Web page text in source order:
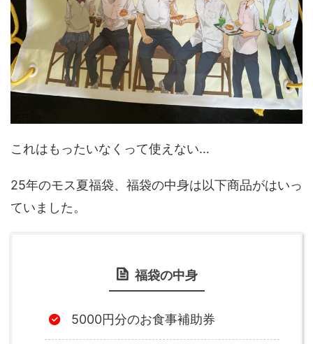
これはもったいなくって使えない…
25年のモス夏福袋、福袋の中身は以下商品がはいっ
ていました。
福袋の中身
5000円分のお食事補助券